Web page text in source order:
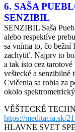
6. SAŠA
SENZIBIL
SENZIBIL Saša
alebo respektíve
sa vníma to, čo
zachytiť. Najprv to
a tak isto cez
veštecké a senzibilné
Cvičenia sa robia za
okolo
VĚŠTECKÉ
https://meditacia.sk/
HLAVNE SVET